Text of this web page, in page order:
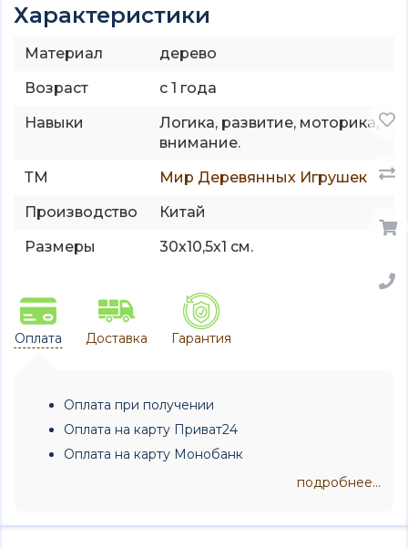
Характеристики
Материал
дерево
Возраст
с 1 года
Навыки
Логика, развитие, моторика,
внимание.
ТМ
Мир Деревянных Игрушек
Производство
Китай
Размеры
30х10,5х1 см.
Оплата Доставка Гарантия
Оплата при получении
Оплата на карту Приват24
Оплата на карту Монобанк
подробнее...